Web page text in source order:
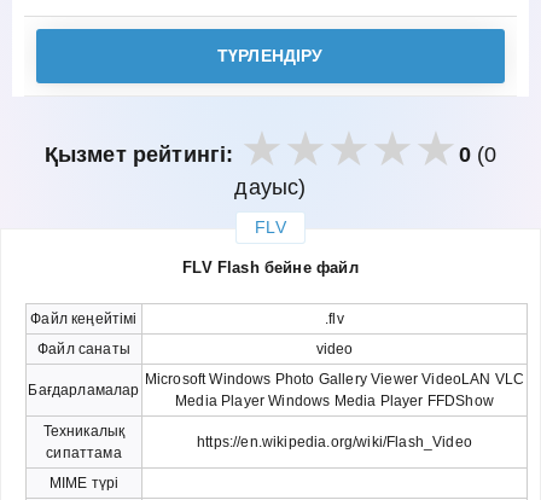
ТҮРЛЕНДІРУ
Қызмет рейтингі: 0(0
дауыс)
FLV
FLV Flash бейне файл
Файл кеңейтімі
.flv
Файл санаты
video
Бағдарламалар
Microsoft Windows Photo Gallery Viewer VideoLAN VLC
Media Player Windows Media Player FFDShow
Техникалық
сипаттама
https://en.wikipedia.org/wiki/Flash_Video
MIME түрі